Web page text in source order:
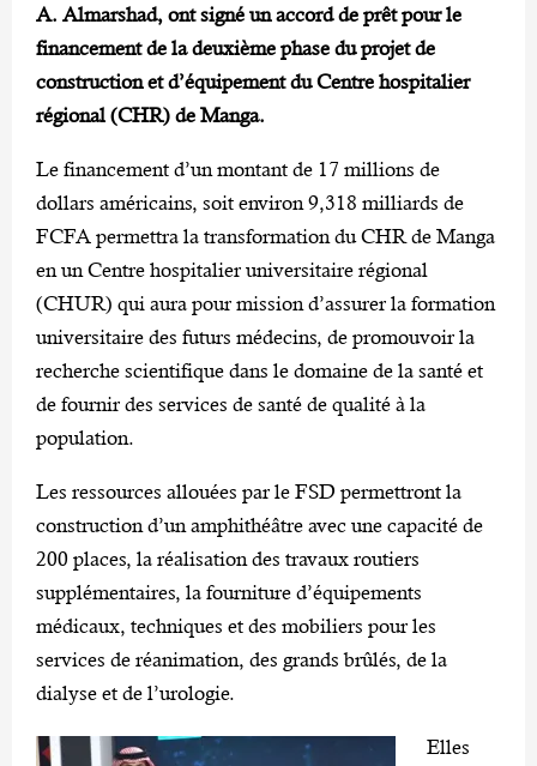
A. Almarshad, ont signé un accord de prêt pour le
financement de la deuxième phase du projet de
construction et d’équipement du Centre hospitalier
régional (CHR) de Manga.
Le financement d’un montant de 17 millions de
dollars américains, soit environ 9,318 milliards de
FCFA permettra la transformation du CHR de Manga
en un Centre hospitalier universitaire régional
(CHUR) qui aura pour mission d’assurer la formation
universitaire des futurs médecins, de promouvoir la
recherche scientifique dans le domaine de la santé et
de fournir des services de santé de qualité à la
population.
Les ressources allouées par le FSD permettront la
construction d’un amphithéâtre avec une capacité de
200 places, la réalisation des travaux routiers
supplémentaires, la fourniture d’équipements
médicaux, techniques et des mobiliers pour les
services de réanimation, des grands brûlés, de la
dialyse et de l’urologie.
Elles